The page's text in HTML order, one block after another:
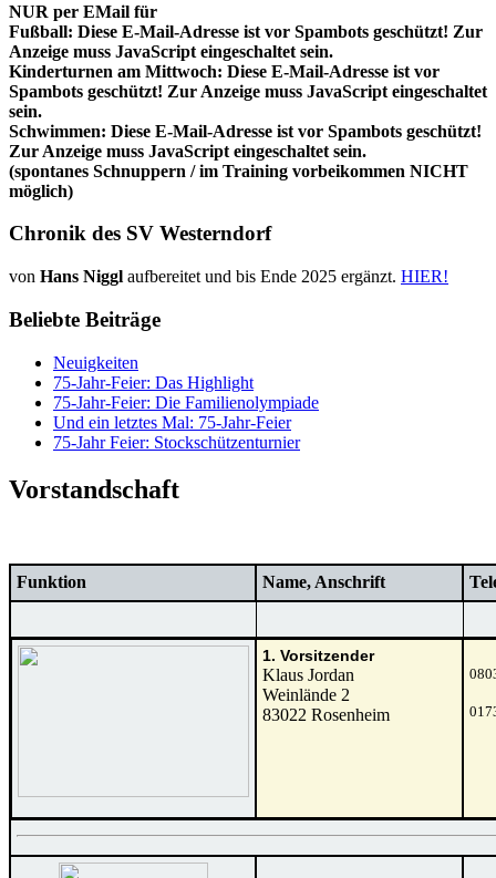
NUR per EMail für
Fußball: Diese E-Mail-Adresse ist vor Spambots geschützt! Zur
Anzeige muss JavaScript eingeschaltet sein.
Kinderturnen am Mittwoch: Diese E-Mail-Adresse ist vor
Spambots geschützt! Zur Anzeige muss JavaScript eingeschaltet
sein.
Schwimmen: Diese E-Mail-Adresse ist vor Spambots geschützt!
Zur Anzeige muss JavaScript eingeschaltet sein.
(spontanes Schnuppern / im Training vorbeikommen NICHT
möglich)
Chronik des SV Westerndorf
von Hans Niggl aufbereitet und bis Ende 2025 ergänzt. HIER!
Beliebte Beiträge
Neuigkeiten
75-Jahr-Feier: Das Highlight
75-Jahr-Feier: Die Familienolympiade
Und ein letztes Mal: 75-Jahr-Feier
75-Jahr Feier: Stockschützenturnier
Vorstandschaft
Funktion Name, Anschrift
1. Vorsitzender
Klaus Jordan
Weinlände 2
83022 Rosenheim